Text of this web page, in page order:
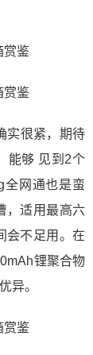
实很紧，期待
能够 见到2个
全网通也是蛮
，适用最高六
会不足用。在
锂聚合物
异。